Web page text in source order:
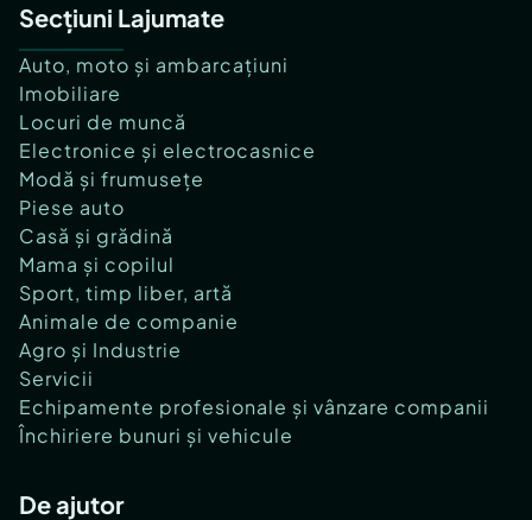
Secțiuni Lajumate
Auto, moto și ambarcațiuni
Imobiliare
Locuri de muncă
Electronice și electrocasnice
Modă și frumusețe
Piese auto
Casă și grădină
Mama și copilul
Sport, timp liber, artă
Animale de companie
Agro și Industrie
Servicii
Echipamente profesionale și vânzare companii
Închiriere bunuri și vehicule
De ajutor